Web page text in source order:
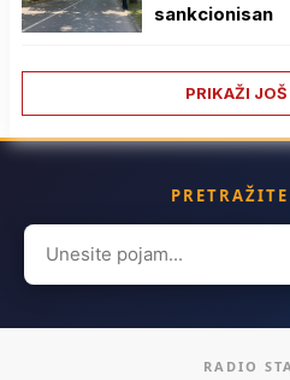
sankcionisan
PRIKAŽI
Search
for:
RADIO